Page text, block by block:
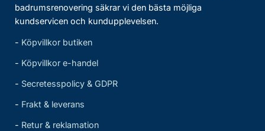
badrumsrenovering säkrar vi den bästa möjliga
kundservicen och kundupplevelsen.
- Köpvillkor butiken
- Köpvillkor e-handel
- Secretesspolicy & GDPR
- Frakt & leverans
- Retur & reklamation